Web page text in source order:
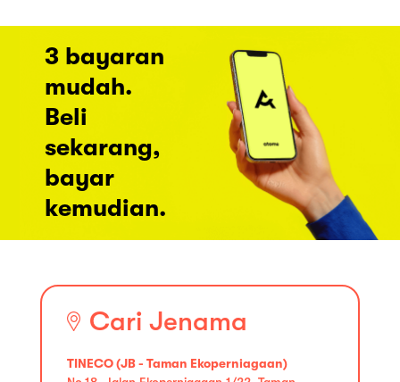
3 bayaran
mudah.
Beli
sekarang,
bayar
kemudian.
Cari Jenama
TINECO (JB - Taman Ekoperniagaan)